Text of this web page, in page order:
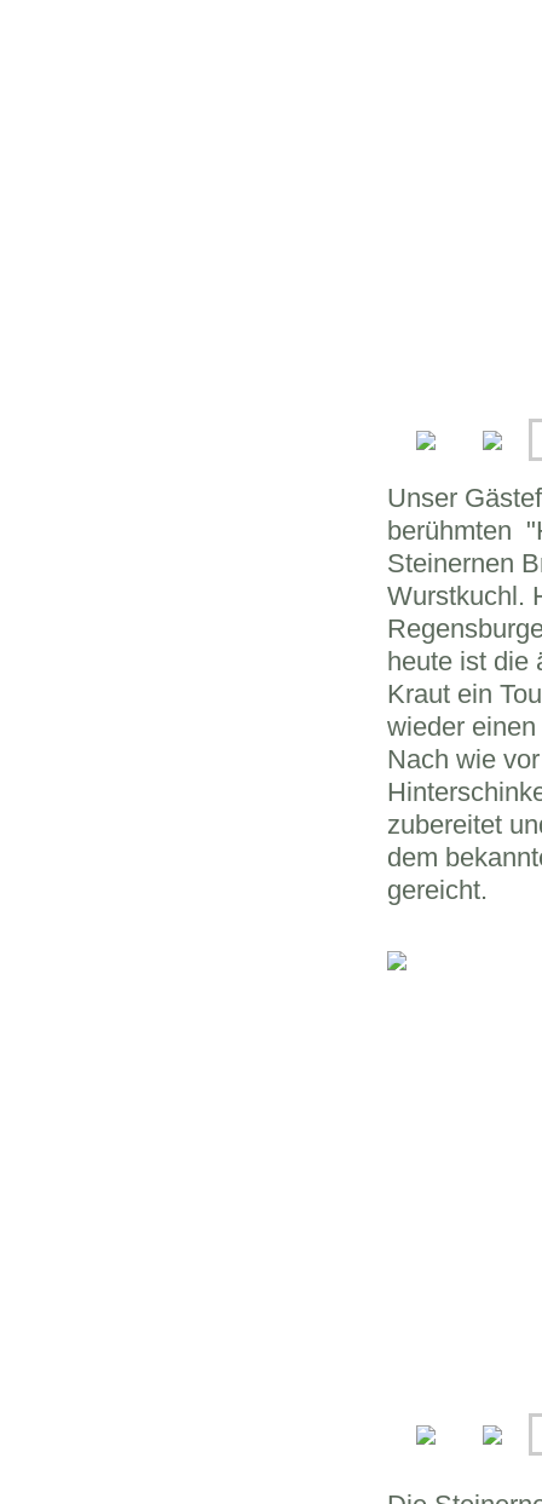
Unser
berühmten
Steinernen
Wurstkuchl.
heute ist die
Kraut ein
wieder
Nach wie
zubereitet
dem
gereicht.